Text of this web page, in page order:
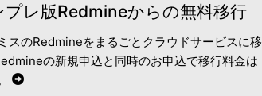
プレ版Redmineからの無料移行
スのRedmineをまるごとクラウドサービスに移
の新規申込と同時のお申込で移行料金は